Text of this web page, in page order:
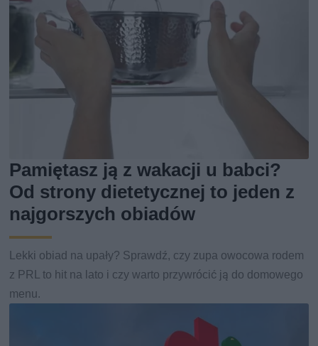
Pamiętasz ją z wakacji u babci?
Od strony dietetycznej to jeden z
najgorszych obiadów
Lekki obiad na upały? Sprawdź, czy zupa owocowa rodem
z PRL to hit na lato i czy warto przywrócić ją do domowego
menu.